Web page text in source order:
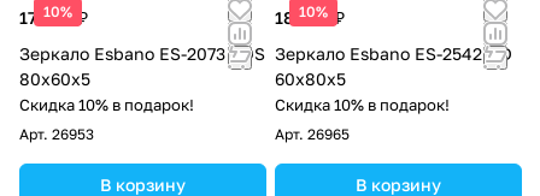
10%
17 000 ₽
Зеркало Esbano ES-2073 RDS
80х60х5
Скидка 10% в подарок!
Арт. 26953
В корзину
10%
18 360 ₽
Зеркало Esbano ES-2542 HD
60х80х5
Скидка 10% в подарок!
Арт. 26965
В корзину